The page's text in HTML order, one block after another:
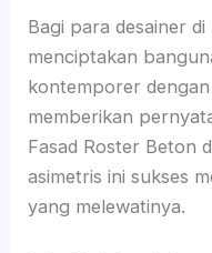
Bagi para desainer
menciptakan
kontemporer
memberikan
Fasad Roster Beton
asimetris ini sukses
yang melewatinya.